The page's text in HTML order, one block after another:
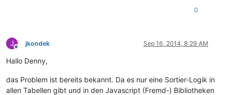
0
J
Offline
jkondek Sep 16, 2014, 8:29 AM
Hallo Denny,
das Problem ist bereits bekannt. Da es nur eine Sortier-Logik in
allen Tabellen gibt und in den Javascript (Fremd-) Bibliotheken